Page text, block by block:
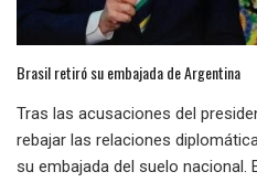
Brasil retiró su embajada de Argentina
Tras las acusaciones del
rebajar las relaciones
su embajada del suelo nacional.